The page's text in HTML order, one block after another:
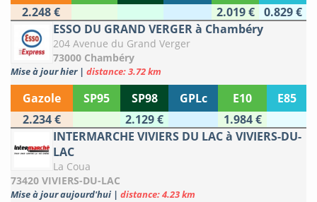
2.248 €
2.019 €
0.829 €
ESSO DU GRAND VERGER à Chambéry
204 Avenue du Grand Verger
73000 Chambéry
Mise à jour hier | distance: 3.72 km
Gazole SP95 SP98 GPLc E10
E85
2.234 €
2.129 €
1.984 €
INTERMARCHE VIVIERS DU LAC à VIVIERS-DU-
LAC
La Coua
73420 VIVIERS-DU-LAC
Mise à jour aujourd'hui | distance: 4.23 km